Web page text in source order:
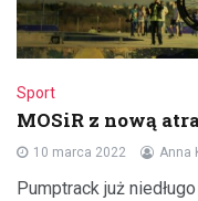
Sport
MOSiR z nową
10 marca 2022 Anna
Pumptrack już